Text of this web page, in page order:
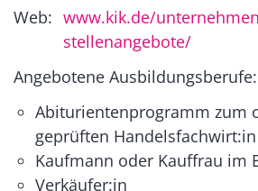
Web: www.kik.de/
stellenangebote/
Angebotene Ausbildungsberufe:
Abiturientenprogramm zum
geprüften Handelsfachwirt:in
Kaufmann oder Kauffrau im
Verkäufer:in